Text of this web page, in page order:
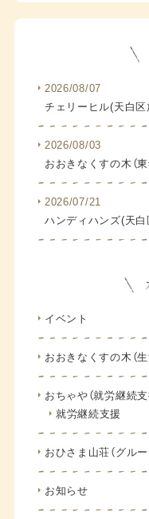
2026/08/07
チェリーヒル(天白
2026/08/03
おおきなくすの木（
2026/07/21
ハンディハンズ(天
イベント
おおきなくすの木（生
おちゃや（就労継続支
就労継続支援
おひさま山荘（グル
お知らせ